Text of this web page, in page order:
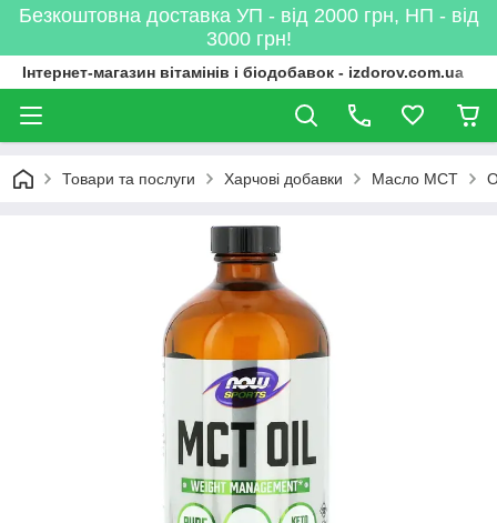
Безкоштовна доставка УП - від 2000 грн, НП - від
3000 грн!
Інтернет-магазин вітамінів і біодобавок - izdorov.com.ua
Товари та послуги Харчові добавки Масло MCT